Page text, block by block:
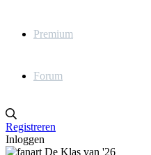
Premium
Forum
Registreren
Inloggen